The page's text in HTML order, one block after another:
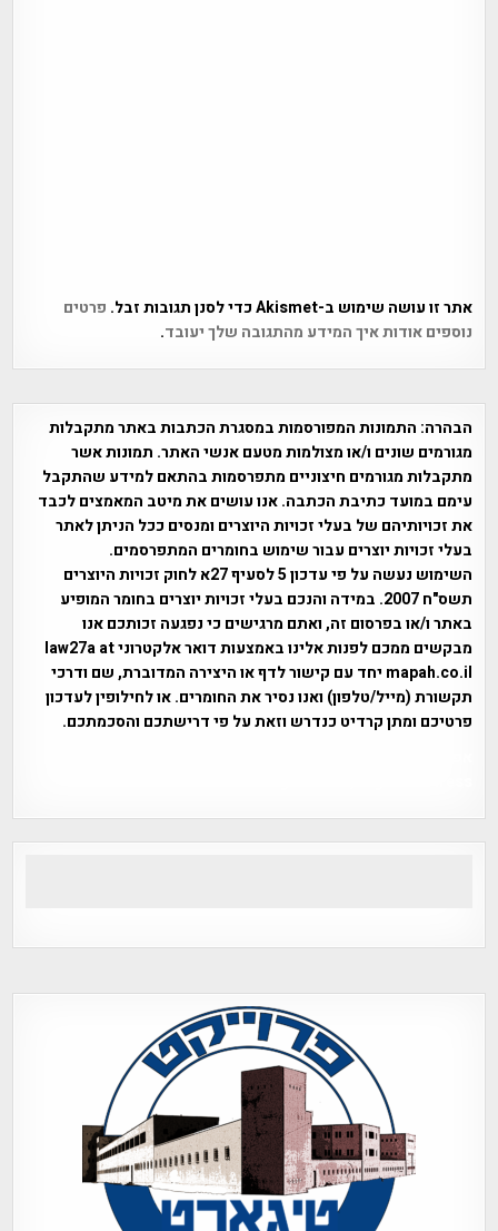
אתר זו עושה שימוש ב-Akismet כדי לסנן תגובות זבל.
פרטים
נוספים אודות איך המידע מהתגובה שלך יעובד.
הבהרה: התמונות המפורסמות במסגרת הכתבות באתר מתקבלות
מגורמים שונים ו/או מצולמות מטעם אנשי האתר. תמונות אשר
מתקבלות מגורמים חיצוניים מתפרסמות בהתאם למידע שהתקבל
עימם במועד כתיבת הכתבה. אנו עושים את מיטב המאמצים לכבד
את זכויותיהם של בעלי זכויות היוצרים ומנסים ככל הניתן לאתר
בעלי זכויות יוצרים עבור שימוש בחומרים המתפרסמים.
השימוש נעשה על פי עדכון 5 לסעיף 27א לחוק זכויות היוצרים
תשס"ח 2007. במידה והנכם בעלי זכויות יוצרים בחומר המופיע
באתר ו/או בפרסום זה, ואתם מרגישים כי נפגעה זכותכם אנו
מבקשים ממכם לפנות אלינו באמצעות דואר אלקטרוני law27a at
mapah.co.il יחד עם קישור לדף או היצירה המדוברת, שם ודרכי
תקשורת (מייל/טלפון) ואנו נסיר את החומרים. או לחילופין לעדכון
פרטיכם ומתן קרדיט כנדרש וזאת על פי דרישתכם והסכמתכם.